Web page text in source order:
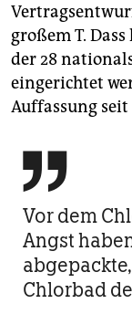
großem T.
der 28
eingerichtet
Auffassung seit

Vor dem
Angst
Chlorbad